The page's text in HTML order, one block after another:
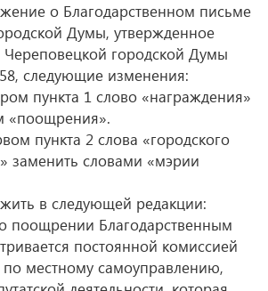
о Благодарственном письме
Думы, утвержденное
Череповецкой городской Думы
следующие изменения:
пункта 1 слово «награждения»
«поощрения».
пункта 2 слова «городского
заменить словами «мэрии
в следующей редакции:
поощрении Благодарственным
постоянной комиссией
местному самоуправлению,